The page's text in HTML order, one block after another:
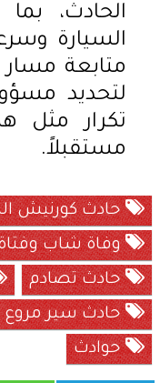
الحادث،
السيارة
متابعة مسار
لتحديد
تكرار مثل
مستقبلاً.
حادث كورنيش
وفاة شاب
حادث تصادم
حادث سير
حوادث